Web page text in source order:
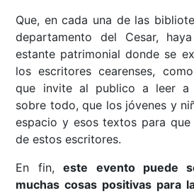
Que, en cada una de las
departamento del Cesar,
estante patrimonial donde se
los escritores cearenses,
que invite al publico a leer a
sobre todo, que los jóvenes y
espacio y esos textos para
de estos escritores.
En fin,este evento puede
muchas cosas positivas para